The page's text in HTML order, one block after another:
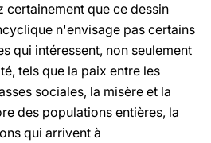
certainement que ce dessin
n'envisage pas certains
qui intéressent, non seulement
tels que la paix entre les
sociales, la misère et la
des populations entières, la
qui arrivent à